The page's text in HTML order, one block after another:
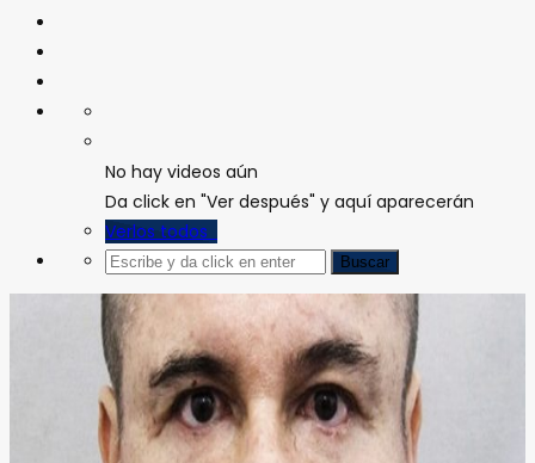
No hay videos aún
Da click en "Ver después" y aquí aparecerán
Verlos todos